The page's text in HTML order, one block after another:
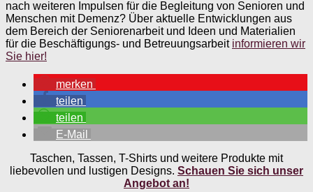
nach weiteren Impulsen für die Begleitung von Senioren und
Menschen mit Demenz? Über aktuelle Entwicklungen aus
dem Bereich der Seniorenarbeit und Ideen und Materialien
für die Beschäftigungs- und Betreuungsarbeit informieren wir
Sie hier!
merken
teilen
teilen
E-Mail
Taschen, Tassen, T-Shirts und weitere Produkte mit
liebevollen und lustigen Designs. Schauen Sie sich unser
Angebot an!